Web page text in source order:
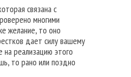
связана с
многими
желание, то оно
дает силу вашему
реализацию этого
то рано или поздно